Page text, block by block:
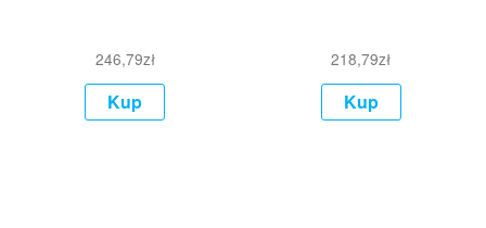
246,79zł
Kup
218,79zł
Kup